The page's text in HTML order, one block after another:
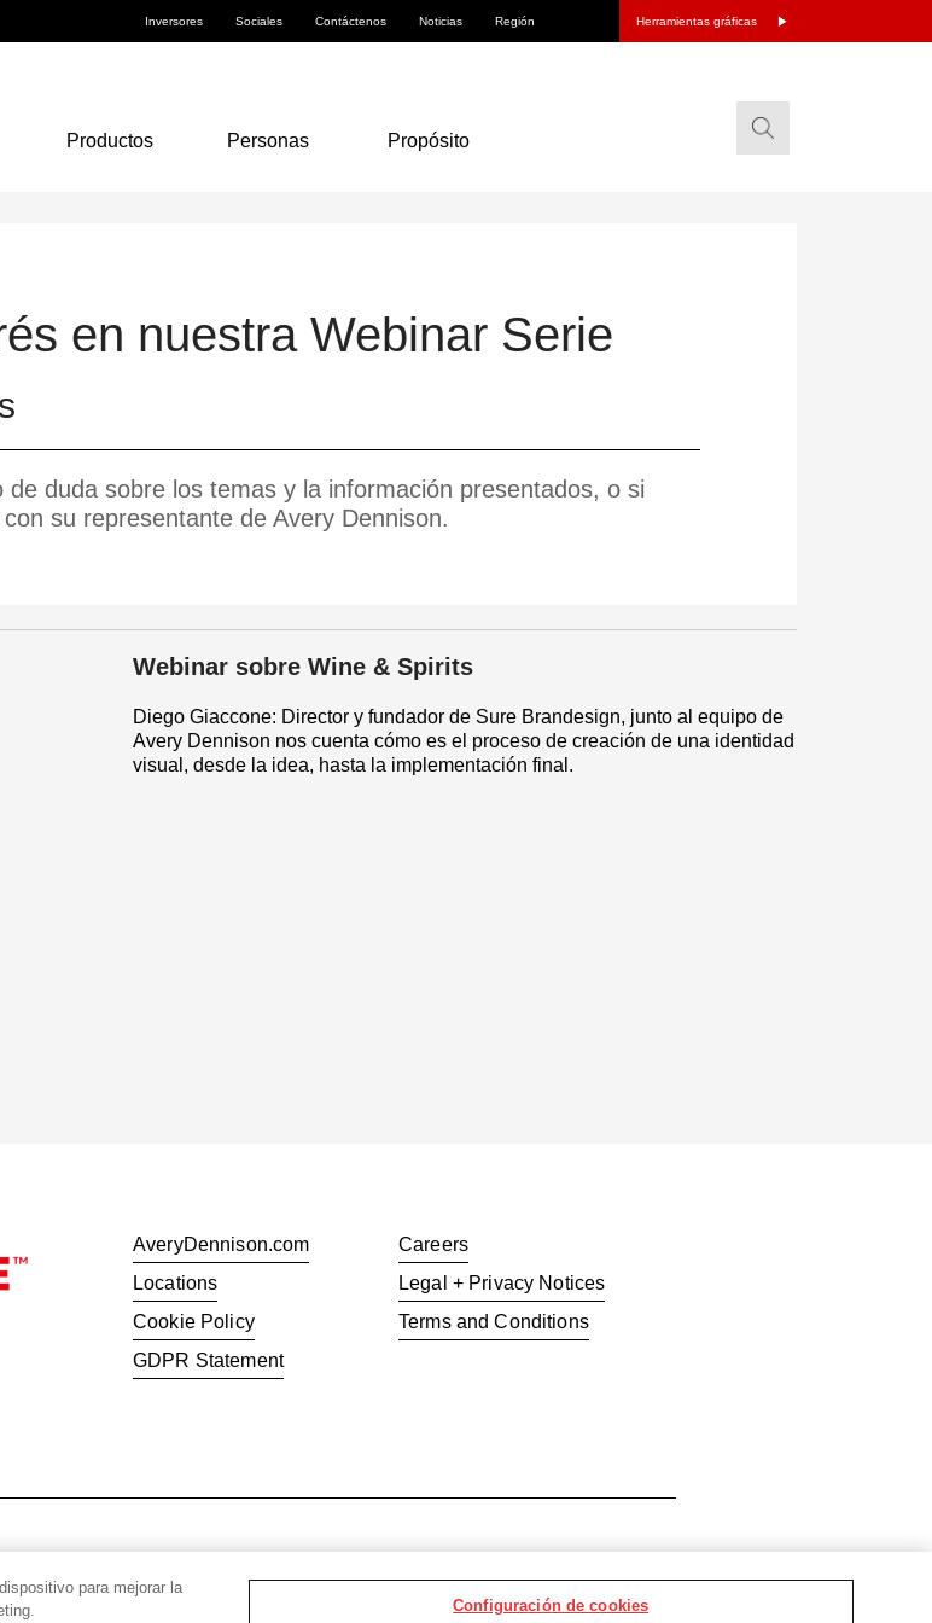
Inversores Sociales Contáctenos Noticias Región Herramientas gráficas
Productos Personas Propósito
en nuestra Webinar Serie
duda sobre los temas y la información presentados, o si
su representante de Avery Dennison.
Webinar sobre Wine & Spirits
Diego Giaccone: Director y fundador de Sure Brandesign, junto al equipo de
Avery Dennison nos cuenta cómo es el proceso de creación de una identidad
visual, desde la idea, hasta la implementación final.
AveryDennison.com
Careers
Locations
Legal + Privacy Notices
Cookie Policy
Terms and Conditions
GDPR Statement
para mejorar la
Configuración de cookies